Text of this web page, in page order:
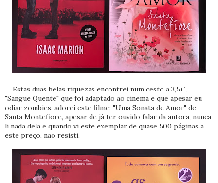
Estas duas belas riquezas encontrei num cesto a 3,5€,
"Sangue Quente" que foi adaptado ao cinema e que apesar eu
odiar zombies, adorei este filme; "Uma Sonata de Amor" de
Santa Montefiore, apesar de já ter ouvido falar da autora, nunca
li nada dela e quando vi este exemplar de quase 500 páginas a
este preço, não resisti.